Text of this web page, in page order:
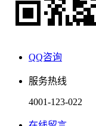
QQ咨询
服务热线
4001-123-022